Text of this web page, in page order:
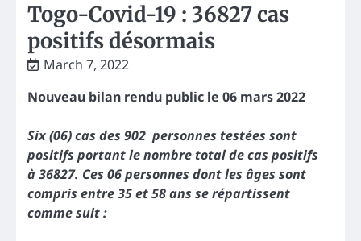
Togo-Covid-19 : 36827 cas
positifs désormais
March 7, 2022
Nouveau bilan rendu public le 06 mars 2022
Six (06) cas des 902 personnes testées sont
positifs portant le nombre total de cas positifs
à 36827. Ces 06 personnes dont les âges sont
compris entre 35 et 58 ans se répartissent
comme suit :